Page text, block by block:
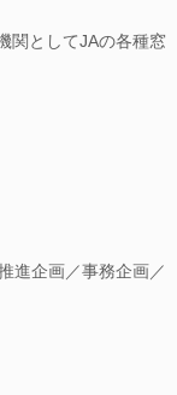
関としてJAの各種窓
進企画／事務企画／